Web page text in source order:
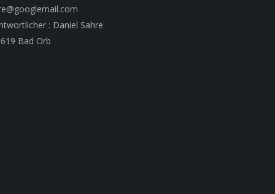
: Daniel Sahre
Bad Orb